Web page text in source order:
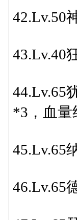
42.Lv.50
43.Lv.40
44.Lv.65
*3，血量
45.Lv.65
46.Lv.65